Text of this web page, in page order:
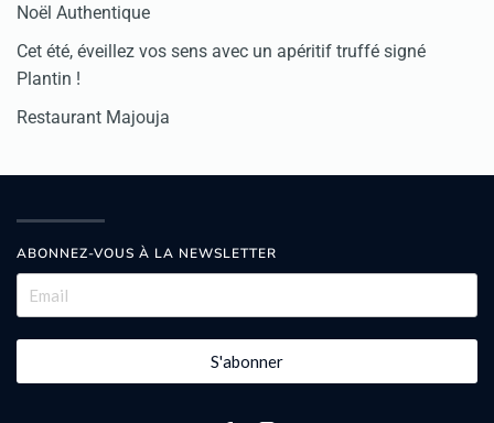
Noël Authentique
Cet été, éveillez vos sens avec un apéritif truffé signé
Plantin !
Restaurant Majouja
ABONNEZ-VOUS À LA NEWSLETTER
S'abonner